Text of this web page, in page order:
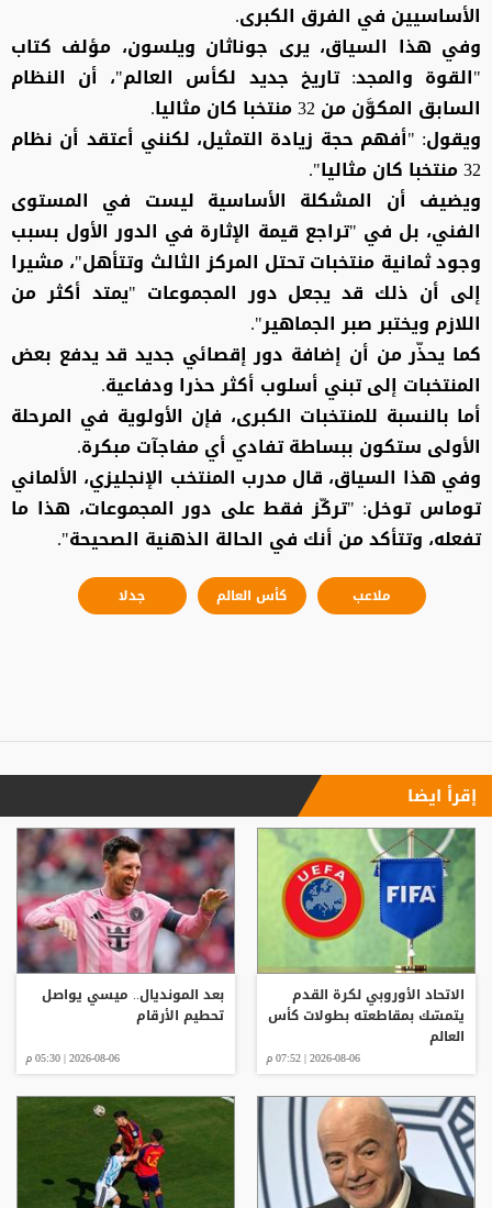
الأساسيين في الفرق الكبرى.
وفي هذا السياق، يرى جوناثان ويلسون، مؤلف كتاب
"القوة والمجد: تاريخ جديد لكأس العالم"، أن النظام
السابق المكوَّن من 32 منتخبا كان مثاليا.
ويقول: "أفهم حجة زيادة التمثيل، لكنني أعتقد أن نظام
32 منتخبا كان مثاليا".
ويضيف أن المشكلة الأساسية ليست في المستوى
الفني، بل في "تراجع قيمة الإثارة في الدور الأول بسبب
وجود ثمانية منتخبات تحتل المركز الثالث وتتأهل"، مشيرا
إلى أن ذلك قد يجعل دور المجموعات "يمتد أكثر من
اللازم ويختبر صبر الجماهير".
كما يحذّر من أن إضافة دور إقصائي جديد قد يدفع بعض
المنتخبات إلى تبني أسلوب أكثر حذرا ودفاعية.
أما بالنسبة للمنتخبات الكبرى، فإن الأولوية في المرحلة
الأولى ستكون ببساطة تفادي أي مفاجآت مبكرة.
وفي هذا السياق، قال مدرب المنتخب الإنجليزي، الألماني
توماس توخل: "تركّز فقط على دور المجموعات، هذا ما
تفعله، وتتأكد من أنك في الحالة الذهنية الصحيحة".
ملاعب كأس العالم جدلا
إقرأ ايضا
الاتحاد الأوروبي لكرة القدم
يتمسّك بمقاطعته بطولات كأس
العالم
2026-08-06 | 07:52 م
بعد المونديال.. ميسي يواصل
تحطيم الأرقام
2026-08-06 | 05:30 م